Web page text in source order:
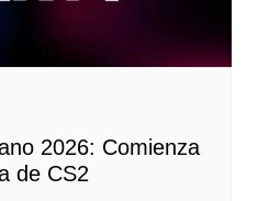
2026: Comienza
de CS2